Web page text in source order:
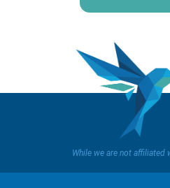
While we are not affiliated